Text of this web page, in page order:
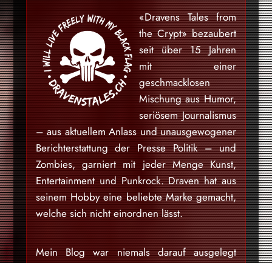
«Dravens Tales from
the Crypt» bezaubert
seit über 15 Jahren
mit einer
geschmacklosen
Mischung aus Humor,
seriösem Journalismus
– aus aktuellem Anlass und unausgewogener
Berichterstattung der Presse Politik – und
Zombies, garniert mit jeder Menge Kunst,
Entertainment und Punkrock. Draven hat aus
seinem Hobby eine beliebte Marke gemacht,
welche sich nicht einordnen lässt.
Mein Blog war niemals darauf ausgelegt